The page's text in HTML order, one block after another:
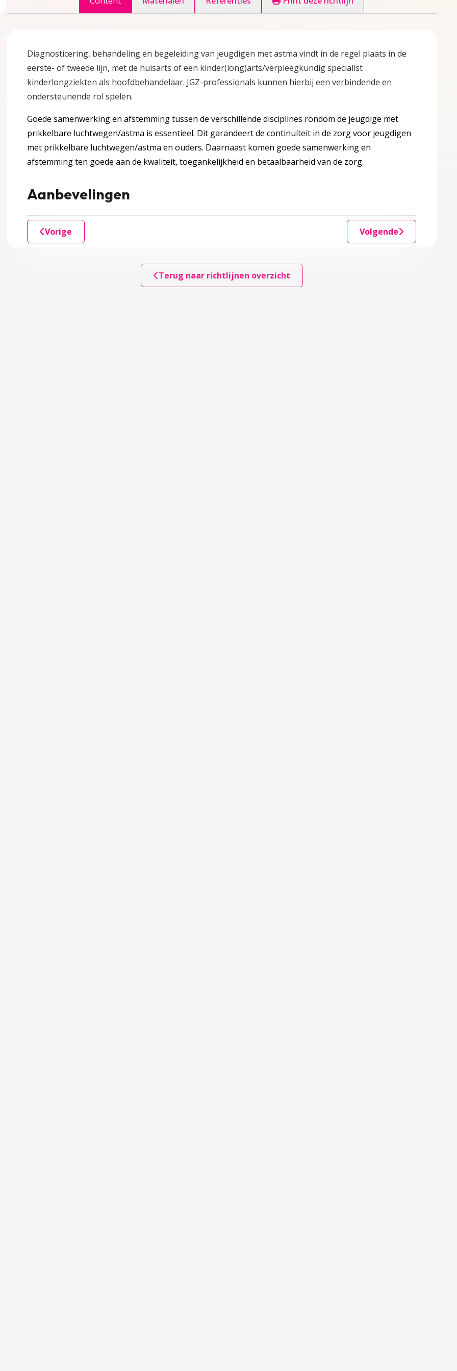
over 2 Achtergrondinformatie
en gasfornuizen
over 3 Preventie
en verwijzen
over 4 Signaleren en verwijzen
onderzoek
Begeleiden en behandelen
over 5 Begeleiden en behandelen
bij prikkelbare luchtwegen/astma
professionals
over 6 Samenwerken
over 7 Totstandkoming
over 8 Verantwoording
Diagnosticering, behandeling en begeleiding van jeugdigen met astma vindt in de regel plaats in de
eerste- of tweede lijn, met de huisarts of een kinder(long)arts/verpleegkundig specialist
kinderlongziekten als hoofdbehandelaar. JGZ-professionals kunnen hierbij een verbindende en
ondersteunende rol spelen.
Goede samenwerking en afstemming tussen de verschillende disciplines rondom de jeugdige met
prikkelbare luchtwegen/astma is essentieel. Dit garandeert de continuïteit in de zorg voor jeugdigen
met prikkelbare luchtwegen/astma en ouders. Daarnaast komen goede samenwerking en
afstemming ten goede aan de kwaliteit, toegankelijkheid en betaalbaarheid van de zorg.
Aanbevelingen
Vorige Volgende
Terug naar richtlijnen overzicht